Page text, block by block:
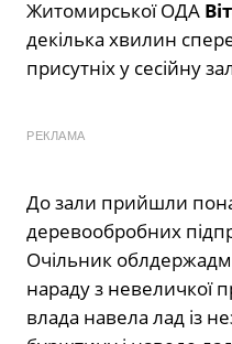
Житомирської ОДА
декілька хвилин
присутніх у сесійну
РЕКЛАМА
До зали прийшли
деревообробних
Очільник
нараду з невеличкої
влада навела лад із